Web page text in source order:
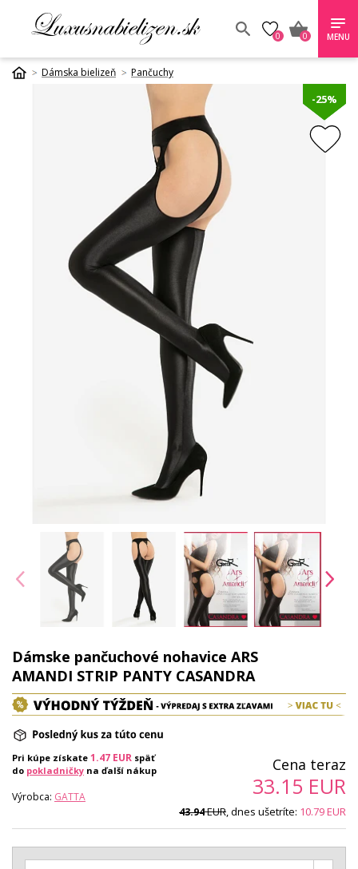
0 0 MENU
Dámska bielizeň Pančuchy
-25%
Dámske pančuchové nohavice ARS
AMANDI STRIP PANTY CASANDRA
Pri kúpe získate 1.47 EUR späť
do pokladničky na ďalší nákup
Výrobca: GATTA
Cena teraz
33.15 EUR
43.94EUR, dnes ušetríte: 10.79EUR